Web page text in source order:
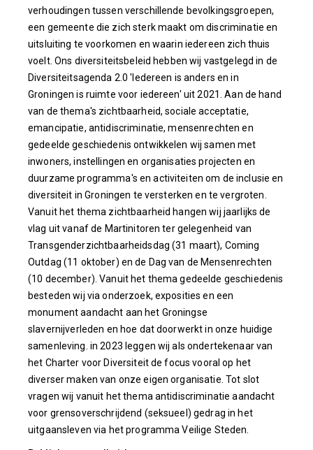
verhoudingen tussen verschillende bevolkingsgroepen,
een gemeente die zich sterk maakt om discriminatie en
uitsluiting te voorkomen en waarin iedereen zich thuis
voelt. Ons diversiteitsbeleid hebben wij vastgelegd in de
Diversiteitsagenda 2.0 'Iedereen is anders en in
Groningen is ruimte voor iedereen' uit 2021. Aan de hand
van de thema's zichtbaarheid, sociale acceptatie,
emancipatie, antidiscriminatie, mensenrechten en
gedeelde geschiedenis ontwikkelen wij samen met
inwoners, instellingen en organisaties projecten en
duurzame programma's en activiteiten om de inclusie en
diversiteit in Groningen te versterken en te vergroten.
Vanuit het thema zichtbaarheid hangen wij jaarlijks de
vlag uit vanaf de Martinitoren ter gelegenheid van
Transgenderzichtbaarheidsdag (31 maart), Coming
Outdag (11 oktober) en de Dag van de Mensenrechten
(10 december). Vanuit het thema gedeelde geschiedenis
besteden wij via onderzoek, exposities en een
monument aandacht aan het Groningse
slavernijverleden en hoe dat doorwerkt in onze huidige
samenleving. in 2023 leggen wij als ondertekenaar van
het Charter voor Diversiteit de focus vooral op het
diverser maken van onze eigen organisatie. Tot slot
vragen wij vanuit het thema antidiscriminatie aandacht
voor grensoverschrijdend (seksueel) gedrag in het
uitgaansleven via het programma Veilige Steden.